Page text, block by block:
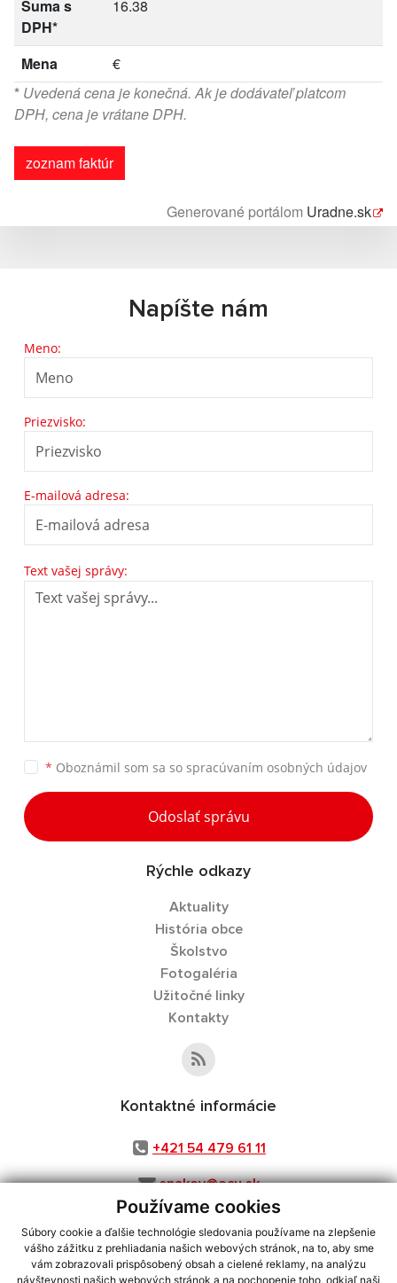
Používame cookies
Súbory cookie a ďalšie technológie sledovania používame na zlepšenie
vášho zážitku z prehliadania našich webových stránok, na to, aby sme
vám zobrazovali prispôsobený obsah a cielené reklamy, na analýzu
návštevnosti našich webových stránok a na pochopenie toho, odkiaľ naši
Suma s
DPH*
16.38
Mena
€
* Uvedená cena je konečná. Ak je dodávateľ platcom
DPH, cena je vrátane DPH.
zoznam faktúr
Generované portálom Uradne.sk
Napíšte nám
Meno:
Priezvisko:
E-mailová adresa:
Text vašej správy:
* Oboznámil som sa so spracúvaním osobných údajov
Odoslať správu
Rýchle odkazy
Aktuality
História obce
Školstvo
Fotogaléria
Užitočné linky
Kontakty
Kontaktné informácie
+421 54 479 61 11
snakov@ocu.sk
využite možnosť získavania aktuálnych informácií s využitím RSS